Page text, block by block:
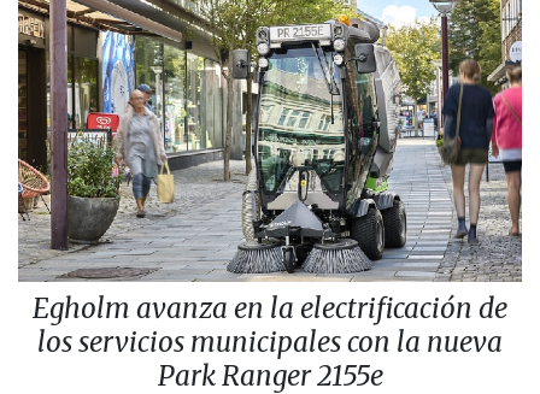
Egholm avanza en la electrificación de
los servicios municipales con la nueva
Park Ranger 2155e